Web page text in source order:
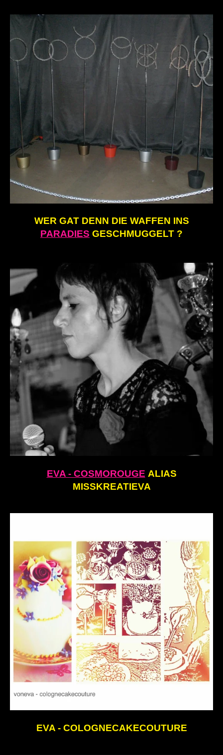
WER GAT DENN DIE WAFFEN INS
PARADIES GESCHMUGGELT ?
EVA - COSMOROUGE ALIAS
MISSKREATIEVA
EVA - COLOGNECAKECOUTURE